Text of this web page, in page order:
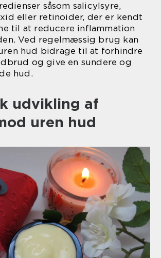
såsom salicylsyre,
eller retinoider, der er kendt
til at reducere inflammation
Ved regelmæssig brug kan
hud bidrage til at forhindre
og give en sundere og
hud.
udvikling af
uren hud